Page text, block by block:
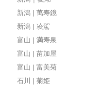
新潟 | 萬寿鏡
新潟 | 凌駕
富山 | 満寿泉
富山 | 苗加屋
富山 | 富美菊
石川 | 菊姫